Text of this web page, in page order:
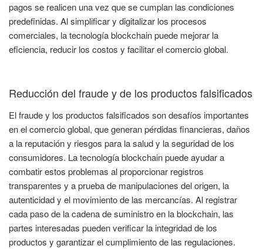
pagos se realicen una vez que se cumplan las condiciones
predefinidas. Al simplificar y digitalizar los procesos
comerciales, la tecnología blockchain puede mejorar la
eficiencia, reducir los costos y facilitar el comercio global.
Reducción del fraude y de los productos falsificados
El fraude y los productos falsificados son desafíos importantes
en el comercio global, que generan pérdidas financieras, daños
a la reputación y riesgos para la salud y la seguridad de los
consumidores. La tecnología blockchain puede ayudar a
combatir estos problemas al proporcionar registros
transparentes y a prueba de manipulaciones del origen, la
autenticidad y el movimiento de las mercancías. Al registrar
cada paso de la cadena de suministro en la blockchain, las
partes interesadas pueden verificar la integridad de los
productos y garantizar el cumplimiento de las regulaciones.